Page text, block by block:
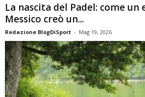
La nascita del Padel: come un
Messico creò un...
Redazione BlogDiSport - Mag 19, 2026